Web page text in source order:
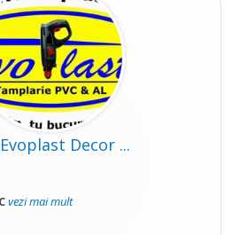
Evoplast Decor ...
vezi mai mult